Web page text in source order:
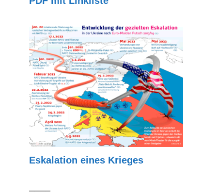
Eskalation eines Krieges
––––